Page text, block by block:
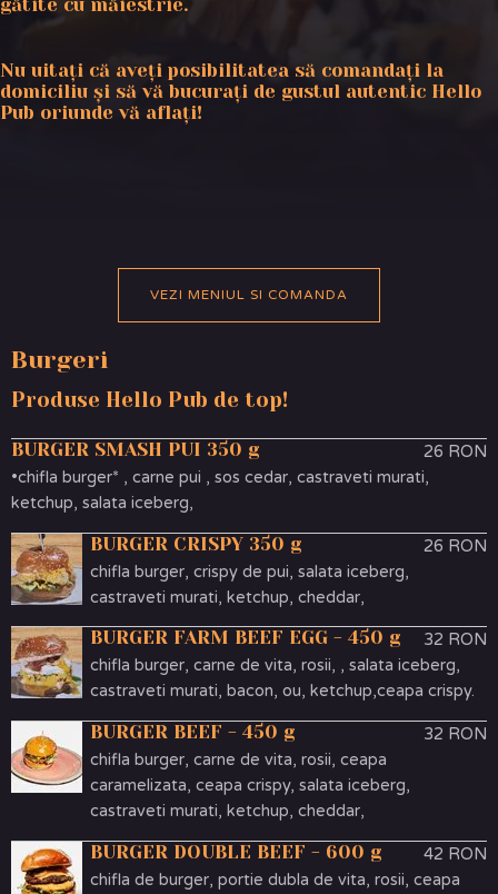
gătite cu măiestrie.
Nu uitați că aveți posibilitatea să comandați la
domiciliu și să vă bucurați de gustul autentic Hello
Pub oriunde vă aflați!
VEZI MENIUL SI COMANDA
Burgeri
Produse Hello Pub de top!
BURGER SMASH PUI 350 g
26 RON
•chifla burger* , carne pui , sos cedar, castraveti murati,
ketchup, salata iceberg,
BURGER CRISPY 350 g
26 RON
chifla burger, crispy de pui, salata iceberg,
castraveti murati, ketchup, cheddar,
BURGER FARM BEEF EGG - 450 g
32 RON
chifla burger, carne de vita, rosii, , salata iceberg,
castraveti murati, bacon, ou, ketchup,ceapa crispy.
BURGER BEEF - 450 g
32 RON
chifla burger, carne de vita, rosii, ceapa
caramelizata, ceapa crispy, salata iceberg,
castraveti murati, ketchup, cheddar,
BURGER DOUBLE BEEF - 600 g
42 RON
chifla de burger, portie dubla de vita, rosii, ceapa